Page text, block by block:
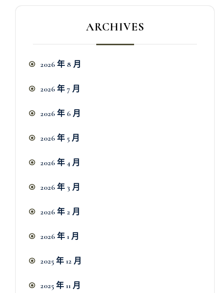
ARCHIVES
2026 年 8 月
2026 年 7 月
2026 年 6 月
2026 年 5 月
2026 年 4 月
2026 年 3 月
2026 年 2 月
2026 年 1 月
2025 年 12 月
2025 年 11 月